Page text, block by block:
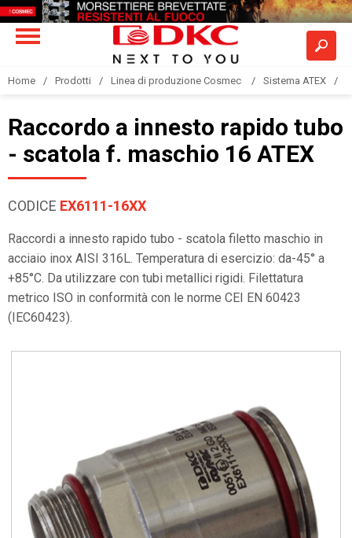
Home Prodotti Linea di produzione Cosmec Sistema ATEX
Raccordo a innesto rapido tubo
- scatola f. maschio 16 ATEX
CODICE EX6111-16XX
Raccordi a innesto rapido tubo - scatola filetto maschio in
acciaio inox AISI 316L. Temperatura di esercizio: da-45° a
+85°C. Da utilizzare con tubi metallici rigidi. Filettatura
metrico ISO in conformità con le norme CEI EN 60423
(IEC60423).